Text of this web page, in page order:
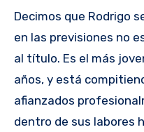
Decimos que Rodrigo
en las previsiones no
al título. Es el más
años, y está
afianzados
dentro de sus labores